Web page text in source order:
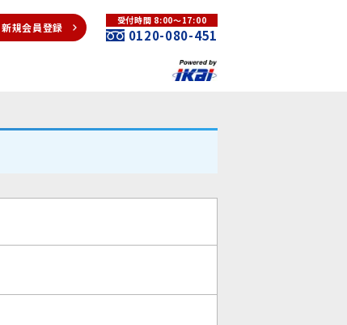
新規会員登録
受付時間 8:00～17:00
0120-080-451